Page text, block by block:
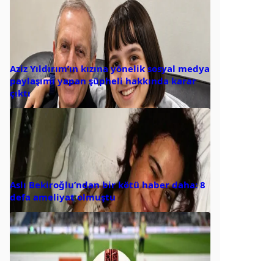
Aziz Yıldırım’ın kızına yönelik sosyal medya
paylaşımı yapan şüpheli hakkında karar
çıktı
Aslı Bekiroğlu’ndan bir kötü haber daha: 8
defa ameliyat olmuştu